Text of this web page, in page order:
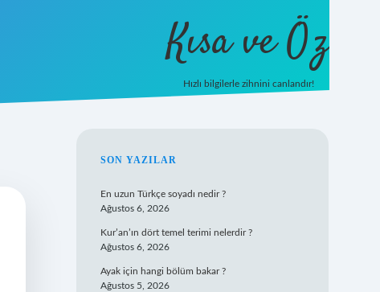
Kısa ve Öz
Hızlı bilgilerle zihnini canlandır!
SIDEBAR
SON YAZILAR
En uzun Türkçe soyadı nedir ?
Ağustos 6, 2026
Kur’an’ın dört temel terimi nelerdir ?
Ağustos 6, 2026
Ayak için hangi bölüm bakar ?
Ağustos 5, 2026